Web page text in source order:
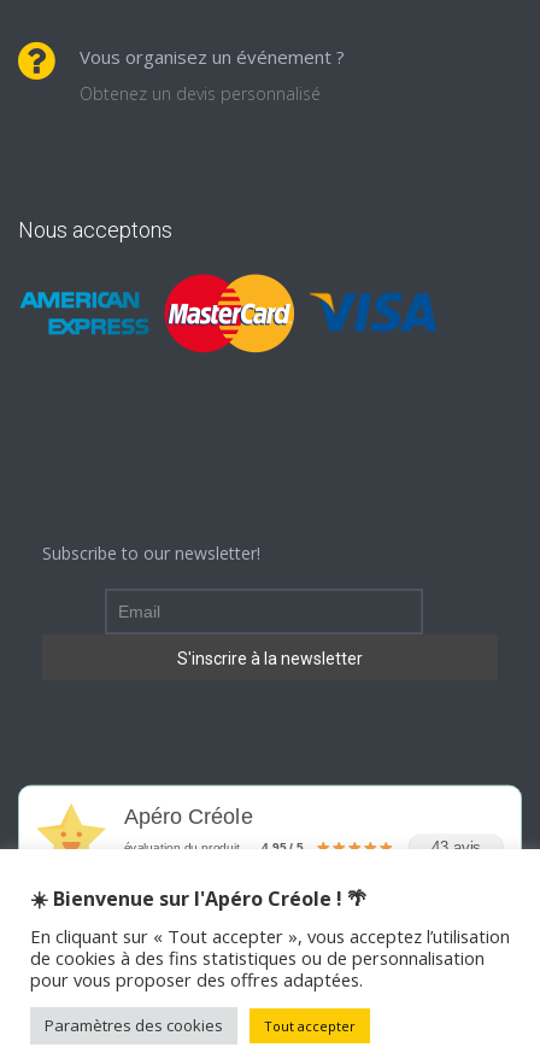
Vous organisez un événement ?
Obtenez un devis personnalisé
Nous acceptons
Subscribe to our newsletter!
Apéro Créole
évaluation du produit 4.95 / 5 43 avis
©2026 APERO CREOLE . Tous les droits sont réservés
☀️ Bienvenue sur l'Apéro Créole ! 🌴
En cliquant sur « Tout accepter », vous acceptez l’utilisation
de cookies à des fins statistiques ou de personnalisation
pour vous proposer des offres adaptées.
Paramètres des cookies Tout accepter